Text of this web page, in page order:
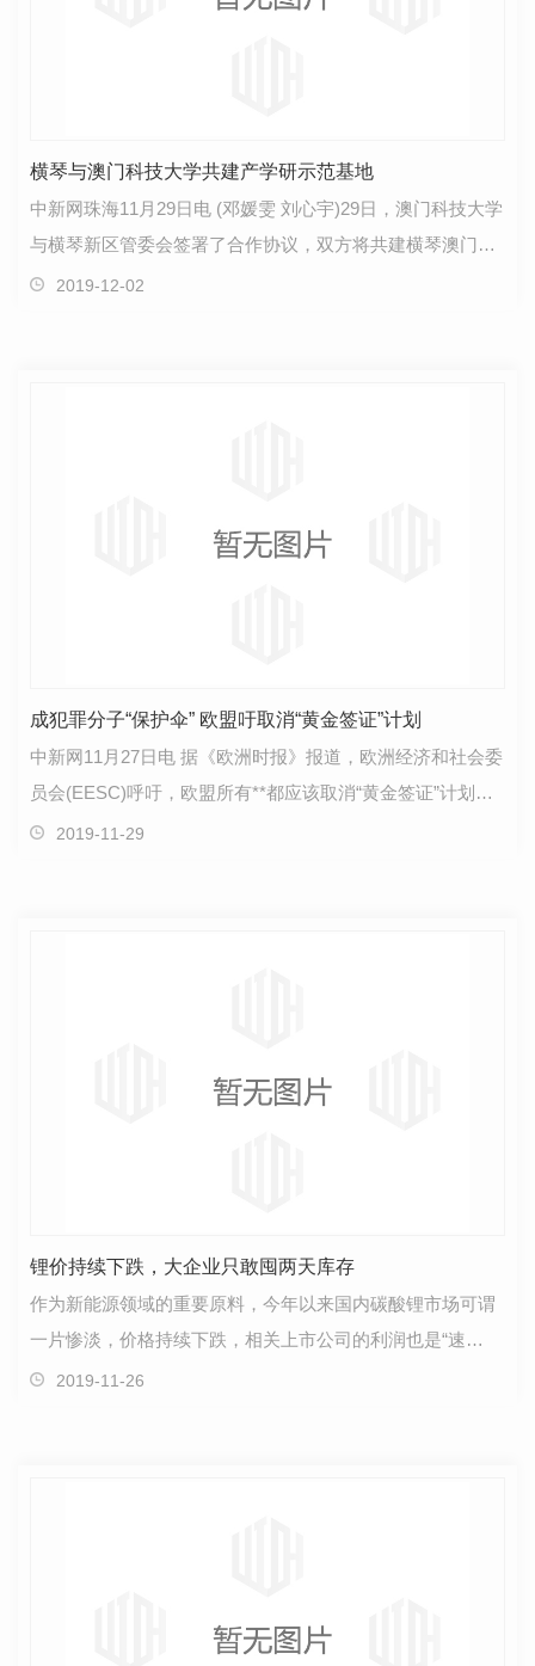
横琴与澳门科技大学共建产学研示范基地
中新网珠海11月29日电 (邓媛雯 刘心宇)29日，澳门科技大学
与横琴新区管委会签署了合作协议，双方将共建横琴澳门科
技大学产学研示范基地，**提升区域合作水平，探索…
2019-12-02
成犯罪分子“保护伞” 欧盟吁取消“黄金签证”计划
中新网11月27日电 据《欧洲时报》报道，欧洲经济和社会委
员会(EESC)呼吁，欧盟所有**都应该取消“黄金签证”计划，
因为它不透明、管理不善，已经成为犯罪分子和腐…
2019-11-29
锂价持续下跌，大企业只敢囤两天库存
作为新能源领域的重要原料，今年以来国内碳酸锂市场可谓
一片惨淡，价格持续下跌，相关上市公司的利润也是“速
滑”。不过，自今年三季度以来，**股赣锋锂业(002460…
2019-11-26